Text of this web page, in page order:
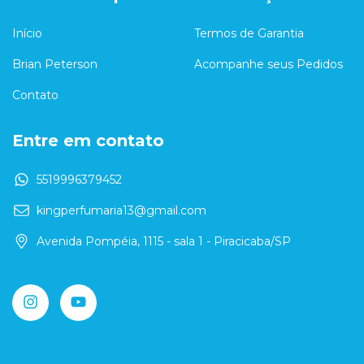
Início
Brian Peterson
Contato
Termos de Garantia
Acompanhe seus Pedidos
Entre em contato
5519996379452
kingperfumaria13@gmail.com
Avenida Pompéia, 1115 - sala 1 - Piracicaba/SP